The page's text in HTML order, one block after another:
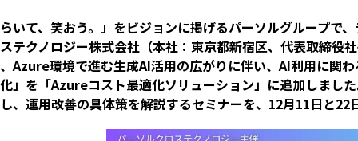
いて、笑おう。」をビジョンに掲げるパーソルグループで
テクノロジー株式会社（本社：東京都新宿区、代表取締役
Azure環境で進む生成AI活用の広がりに伴い、AI利用に関
」を「Azureコスト最適化ソリューション」に追加しまし
、運用改善の具体策を解説するセミナーを、 12月11日と22